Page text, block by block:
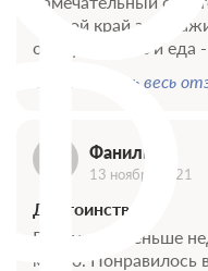
лесной край
обслуживание и еда
Показать весь
Фаниль
13 ноября 2021
Достоинства
Вернулись меньше
много. Понравилось